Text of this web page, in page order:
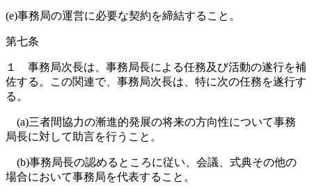
(e)事務局の運営に必要な契約を締結すること。
第七条
１ 事務局次長は、事務局長による任務及び活動の遂行を補
佐する。この関連で、事務局次長は、特に次の任務を遂行す
る。
(a)三者間協力の漸進的発展の将来の方向性について事務
局長に対して助言を行うこと。
(b)事務局長の認めるところに従い、会議、式典その他の
場合において事務局を代表すること。